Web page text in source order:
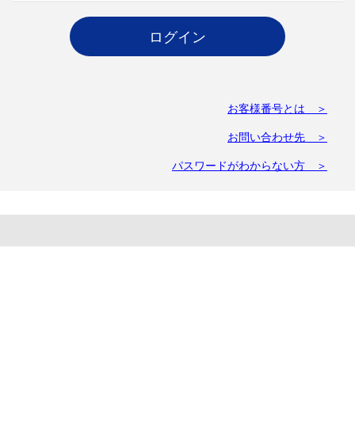
お客様番号とは ＞
お問い合わせ先 ＞
パスワードがわからない方 ＞